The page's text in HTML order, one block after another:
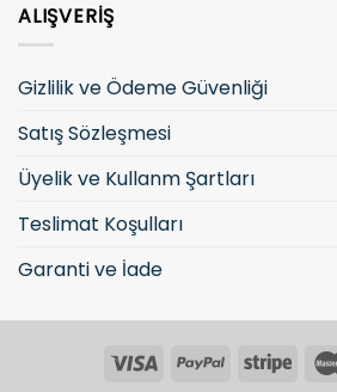
ALIŞVERIŞ
Gizlilik ve Ödeme Güvenliği
Satış Sözleşmesi
Üyelik ve Kullanm Şartları
Teslimat Koşulları
Garanti ve İade